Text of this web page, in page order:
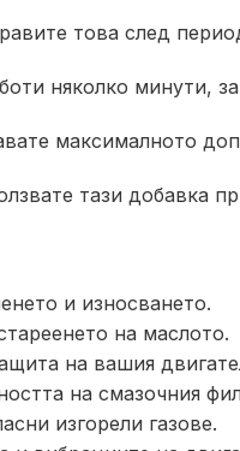
това след
няколко минути,
максималното
тази добавка
и износването.
на маслото.
на вашия
на смазочния
изгорели газове.